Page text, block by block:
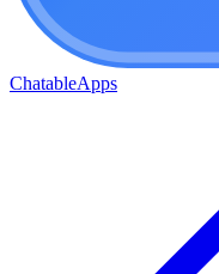
ChatableApps